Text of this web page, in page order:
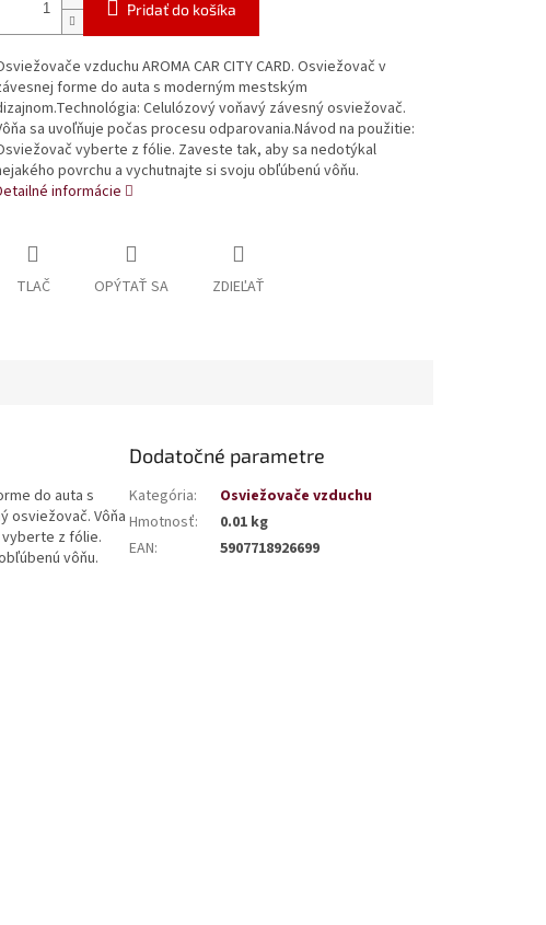
Pridať do košíka
vzduchu AROMA CAR CITY CARD. Osviežovač v
forme do auta s moderným mestským
Celulózový voňavý závesný osviežovač.
sa uvoľňuje počas procesu odparovania.Návod na použitie:
vyberte z fólie. Zaveste tak, aby sa nedotýkal
povrchu a vychutnajte si svoju obľúbenú vôňu.
informácie
TLAČ OPÝTAŤ SA ZDIEĽAŤ
do auta s
osviežovač. Vôňa
z fólie.
vôňu.
Dodatočné parametre
Kategória:
Osviežovače vzduchu
Hmotnosť:
0.01 kg
EAN: 5907718926699